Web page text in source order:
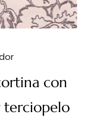
con
terciopelo